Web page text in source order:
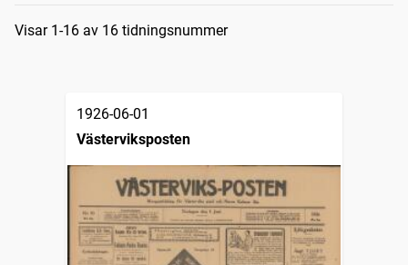
Sökresultat
Visar 1-16 av 16 tidningsnummer
1926-06-01
Västerviksposten